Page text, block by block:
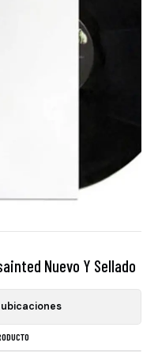
Nuevo Y Sellado